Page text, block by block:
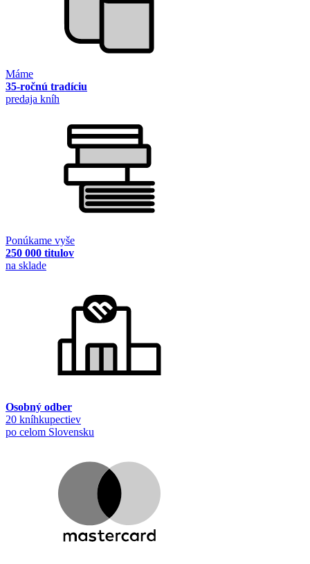
Máme
35-ročnú tradíciu
predaja kníh
Ponúkame vyše
250 000 titulov
na sklade
Osobný odber
20 kníhkupectiev
po celom Slovensku